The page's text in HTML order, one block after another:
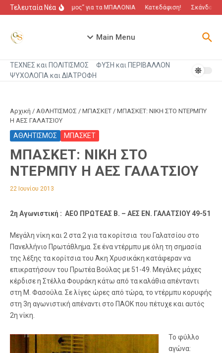
Μετάβαση στο περιεχόμενο
Τελευταία Νέα“Πόλεμος” για τα ΜΠΑΛΟΝΙΑ Κατεδάφιση! Σκάνδαλο
Main Menu
ΤΕΧΝΕΣ και ΠΟΛΙΤΙΣΜΟΣ
ΦΥΣΗ και ΠΕΡΙΒΑΛΛΟΝ
ΨΥΧΟΛΟΓΙΑ και ΔΙΑΤΡΟΦΗ
Αρχική / ΑΘΛΗΤΙΣΜΟΣ / ΜΠΑΣΚΕΤ / ΜΠΑΣΚΕΤ: ΝΙΚΗ ΣΤΟ ΝΤΕΡΜΠΥ
Η ΑΕΣ ΓΑΛΑΤΣΙΟΥ
ΑΘΛΗΤΙΣΜΟΣ ΜΠΑΣΚΕΤ
ΜΠΑΣΚΕΤ: ΝΙΚΗ ΣΤΟ
ΝΤΕΡΜΠΥ Η ΑΕΣ ΓΑΛΑΤΣΙΟΥ
22 Ιουνίου 2013
2η Αγωνιστική : ΑΕΟ ΠΡΩΤΕΑΣ Β. – ΑΕΣ ΕΝ. ΓΑΛΑΤΣΙΟΥ 49-51
Μεγάλη νίκη και 2 στα 2 για τα κορίτσια του Γαλατσίου στο
Πανελλήνιο Πρωτάθλημα. Σε ένα ντέρμπυ με όλη τη σημασία
της λέξης τα κορίτσια του Άκη Χρυσικάκη κατάφεραν να
επικρατήσουν του Πρωτέα Βούλας με 51-49. Μεγάλες μάχες
κέρδισε η Στέλλα Φουράκη κάτω από τα καλάθια απένταντι
στη Μ. Φασούλα. Σε λίγες ώρες από τώρα, το ντέρμπυ κορυφής
στη 3η αγωνιστική απέναντι στο ΠΑΟΚ που πέτυχε και αυτός
2η νίκη.
Το φύλλο
αγώνα: